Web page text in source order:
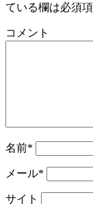
ている欄は必須
コメント
名前*
メール*
サイト